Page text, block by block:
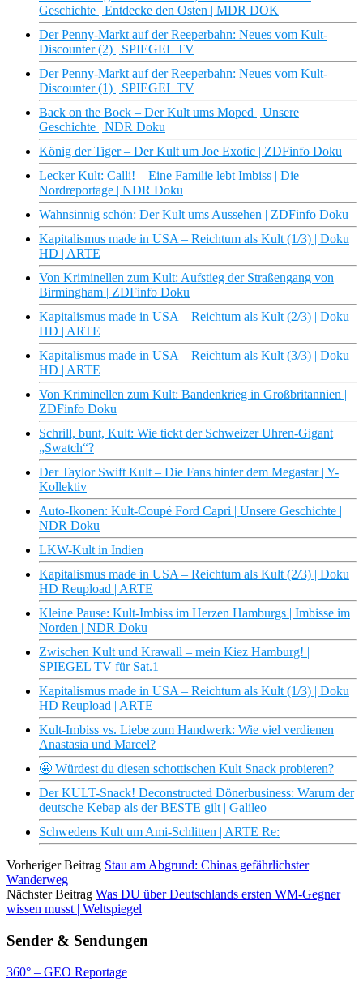
Geschichte | Entdecke den Osten | MDR DOK
Der Penny-Markt auf der Reeperbahn: Neues vom Kult-
Discounter (2) | SPIEGEL TV
Der Penny-Markt auf der Reeperbahn: Neues vom Kult-
Discounter (1) | SPIEGEL TV
Back on the Bock – Der Kult ums Moped | Unsere
Geschichte | NDR Doku
König der Tiger – Der Kult um Joe Exotic | ZDFinfo Doku
Lecker Kult: Calli! – Eine Familie lebt Imbiss | Die
Nordreportage | NDR Doku
Wahnsinnig schön: Der Kult ums Aussehen | ZDFinfo Doku
Kapitalismus made in USA – Reichtum als Kult (1/3) | Doku
HD | ARTE
Von Kriminellen zum Kult: Aufstieg der Straßengang von
Birmingham | ZDFinfo Doku
Kapitalismus made in USA – Reichtum als Kult (2/3) | Doku
HD | ARTE
Kapitalismus made in USA – Reichtum als Kult (3/3) | Doku
HD | ARTE
Von Kriminellen zum Kult: Bandenkrieg in Großbritannien |
ZDFinfo Doku
Schrill, bunt, Kult: Wie tickt der Schweizer Uhren-Gigant
„Swatch“?
Der Taylor Swift Kult – Die Fans hinter dem Megastar | Y-
Kollektiv
Auto-Ikonen: Kult-Coupé Ford Capri | Unsere Geschichte |
NDR Doku
LKW-Kult in Indien
Kapitalismus made in USA – Reichtum als Kult (2/3) | Doku
HD Reupload | ARTE
Kleine Pause: Kult-Imbiss im Herzen Hamburgs | Imbisse im
Norden | NDR Doku
Zwischen Kult und Krawall – mein Kiez Hamburg! |
SPIEGEL TV für Sat.1
Kapitalismus made in USA – Reichtum als Kult (1/3) | Doku
HD Reupload | ARTE
Kult-Imbiss vs. Liebe zum Handwerk: Wie viel verdienen
Anastasia und Marcel?
🤩 Würdest du diesen schottischen Kult Snack probieren?
Der KULT-Snack! Deconstructed Dönerbusiness: Warum der
deutsche Kebap als der BESTE gilt | Galileo
Schwedens Kult um Ami-Schlitten | ARTE Re:
Vorheriger Beitrag Stau am Abgrund: Chinas gefährlichster
Wanderweg
Nächster Beitrag Was DU über Deutschlands ersten WM-Gegner
wissen musst | Weltspiegel
Sender & Sendungen
360° – GEO Reportage